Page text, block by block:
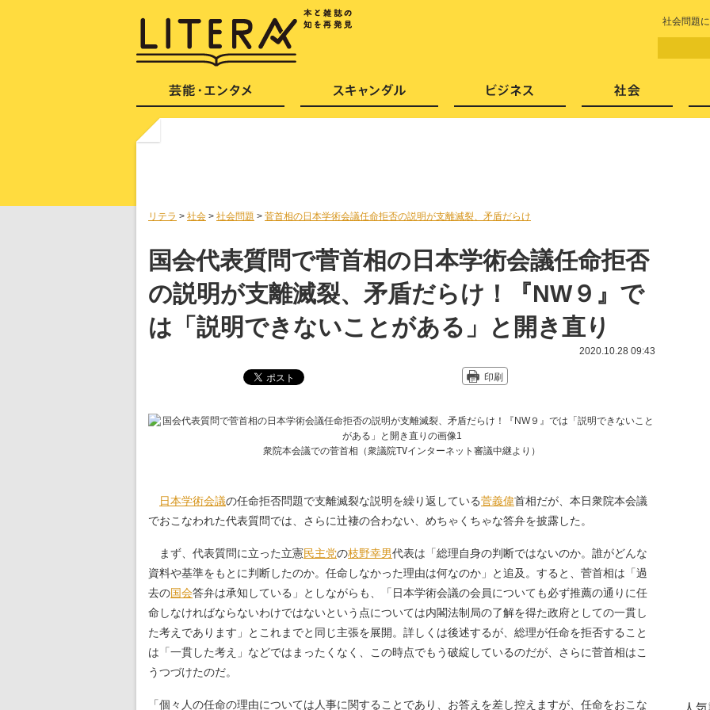
社会問題
リテラ > 社会 > 社会問題 > 菅首相の日本学術会議任命拒否の説明が支離滅裂、矛盾だらけ
国会代表質問で菅首相の日本学術会議任命拒否
の説明が支離滅裂、矛盾だらけ！『NW９』で
は「説明できないことがある」と開き直り
2020.10.28 09:43
印刷
衆院本会議での菅首相（衆議院TVインターネット審議中継より）
日本学術会議の任命拒否問題で支離滅裂な説明を繰り返している菅義偉首相だが、本日衆院本会議
でおこなわれた代表質問では、さらに辻褄の合わない、めちゃくちゃな答弁を披露した。
まず、代表質問に立った立憲民主党の枝野幸男代表は「総理自身の判断ではないのか。誰がどんな
資料や基準をもとに判断したのか。任命しなかった理由は何なのか」と追及。すると、菅首相は「過
去の国会答弁は承知している」としながらも、「日本学術会議の会員についても必ず推薦の通りに任
命しなければならないわけではないという点については内閣法制局の了解を得た政府としての一貫し
た考えであります」とこれまでと同じ主張を展開。詳しくは後述するが、総理が任命を拒否すること
は「一貫した考え」などではまったくなく、この時点でもう破綻しているのだが、さらに菅首相はこ
うつづけたのだ。
「個々人の任命の理由については人事に関することであり、お答えを差し控えますが、任命をおこな
芸能・エンタメ スキャンダル